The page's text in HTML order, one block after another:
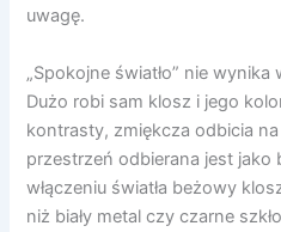
uwagę.
„Spokojne światło” nie
Dużo robi sam klosz i jego
kontrasty, zmiękcza odbicia
przestrzeń odbierana jest jako
włączeniu światła beżowy
niż biały metal czy czarne